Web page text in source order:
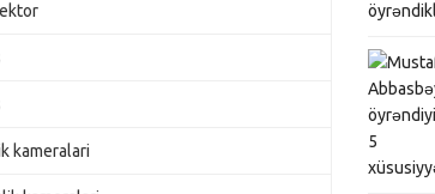
kameralari